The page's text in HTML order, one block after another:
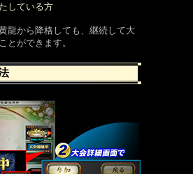
している方
龍から降格しても、継続して大
とができます。